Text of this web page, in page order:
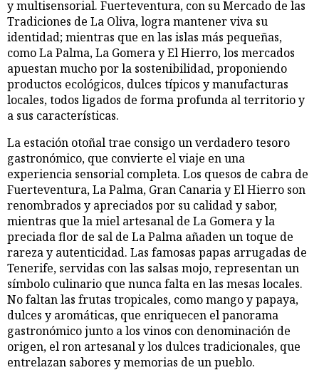
y multisensorial. Fuerteventura, con su Mercado de las
Tradiciones de La Oliva, logra mantener viva su
identidad; mientras que en las islas más pequeñas,
como La Palma, La Gomera y El Hierro, los mercados
apuestan mucho por la sostenibilidad, proponiendo
productos ecológicos, dulces típicos y manufacturas
locales, todos ligados de forma profunda al territorio y
a sus características.
La estación otoñal trae consigo un verdadero tesoro
gastronómico, que convierte el viaje en una
experiencia sensorial completa. Los quesos de cabra de
Fuerteventura, La Palma, Gran Canaria y El Hierro son
renombrados y apreciados por su calidad y sabor,
mientras que la miel artesanal de La Gomera y la
preciada flor de sal de La Palma añaden un toque de
rareza y autenticidad. Las famosas papas arrugadas de
Tenerife, servidas con las salsas mojo, representan un
símbolo culinario que nunca falta en las mesas locales.
No faltan las frutas tropicales, como mango y papaya,
dulces y aromáticas, que enriquecen el panorama
gastronómico junto a los vinos con denominación de
origen, el ron artesanal y los dulces tradicionales, que
entrelazan sabores y memorias de un pueblo.